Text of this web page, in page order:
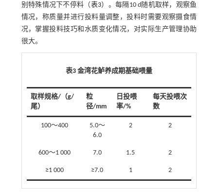
别特殊情况下不停料（表3）。每隔10 d随机取样，观察鱼
情况，称质量并进行投料量调整，投料时需要观察摄食情
况，掌握投料技巧和水质变化情况，对实际生产管理协助
很大。
表3 金湾花鲈养成期基础喂量
取样规格/（g/
尾）
粒
径/mm
日投喂
率/%
每天投喂次
数
100～400
5.0～
6.0
2 2
600～1 000 7.0 1.5 2
≥1 000 ≥7.0 1 2